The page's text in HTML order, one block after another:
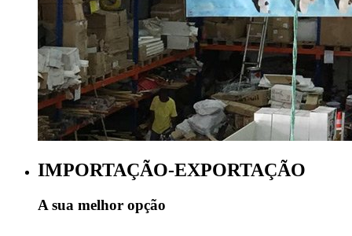
IMPORTAÇÃO-EXPORTAÇÃO
A sua melhor opção